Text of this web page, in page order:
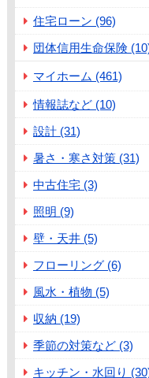
住宅ローン (96)
団体信用生命保険
マイホーム (461)
情報誌など (10)
設計 (31)
暑さ・寒さ対策 (31)
中古住宅 (3)
照明 (9)
壁・天井 (5)
フローリング (6)
風水・植物 (5)
収納 (19)
季節の対策など (3)
キッチン・水回り